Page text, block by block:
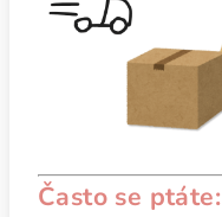
Často se ptáte: